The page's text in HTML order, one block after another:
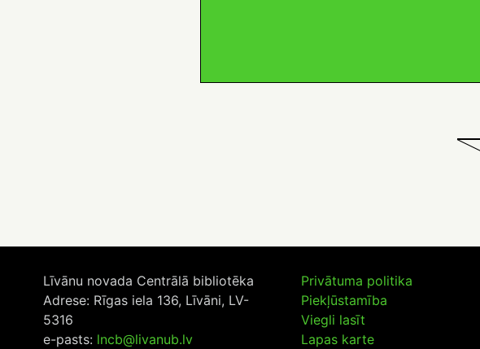
Līvānu novada Centrālā bibliotēka
Adrese: Rīgas iela 136, Līvāni, LV-
5316
e-pasts: lncb@livanub.lv
Privātuma politika
Piekļūstamība
Viegli lasīt
Lapas karte